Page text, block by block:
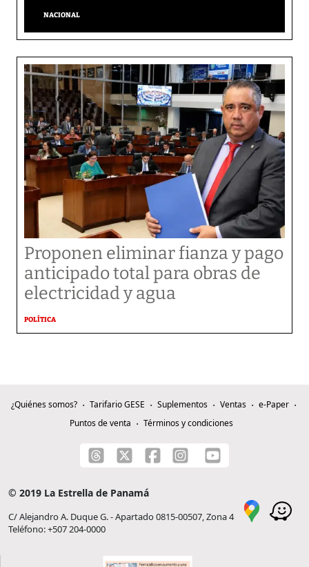
NACIONAL
Proponen eliminar fianza y pago
anticipado total para obras de
electricidad y agua
POLÍTICA
¿Quiénes somos? Tarifario GESE Suplementos Ventas
e-Paper
Puntos de venta
Términos y condiciones
© 2019 La Estrella de Panamá
C/ Alejandro A. Duque G. - Apartado 0815-00507, Zona 4
Teléfono: +507 204-0000